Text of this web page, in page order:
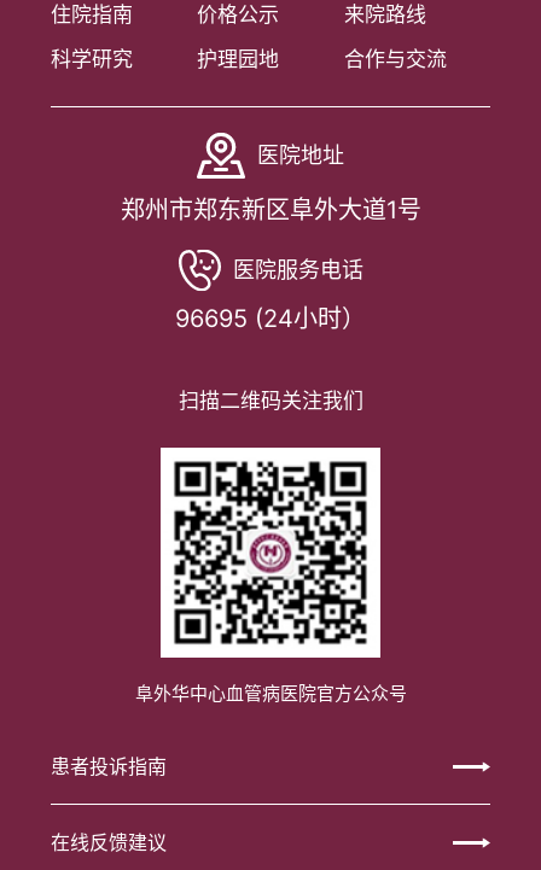
住院指南
价格公示
来院路线
科学研究
护理园地 合作与交流
医院地址
郑州市郑东新区阜外大道1号
医院服务电话
96695 (24小时）
扫描二维码关注我们
阜外华中心血管病医院官方公众号
患者投诉指南
在线反馈建议